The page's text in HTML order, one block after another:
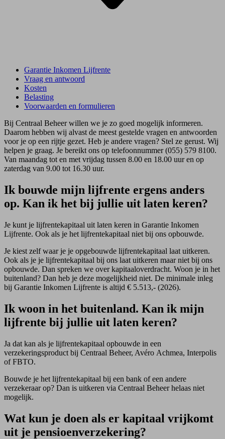
Garantie Inkomen Lijfrente
Vraag en antwoord
Kosten
Belasting
Voorwaarden en formulieren
Bij Centraal Beheer willen we je zo goed mogelijk informeren.
Daarom hebben wij alvast de meest gestelde vragen en antwoorden
voor je op een rijtje gezet. Heb je andere vragen? Stel ze gerust. Wij
helpen je graag. Je bereikt ons op telefoonnummer (055) 579 8100.
Van maandag tot en met vrijdag tussen 8.00 en 18.00 uur en op
zaterdag van 9.00 tot 16.30 uur.
Ik bouwde mijn lijfrente ergens anders
op. Kan ik het bij jullie uit laten keren?
Je kunt je lijfrentekapitaal uit laten keren in Garantie Inkomen
Lijfrente. Ook als je het lijfrentekapitaal niet bij ons opbouwde.
Je kiest zelf waar je je opgebouwde lijfrentekapitaal laat uitkeren.
Ook als je je lijfrentekapitaal bij ons laat uitkeren maar niet bij ons
opbouwde. Dan spreken we over kapitaaloverdracht. Woon je in het
buitenland? Dan heb je deze mogelijkheid niet. De minimale inleg
bij Garantie Inkomen Lijfrente is altijd € 5.513,- (2026).
Ik woon in het buitenland. Kan ik mijn
lijfrente bij jullie uit laten keren?
Ja dat kan als je lijfrentekapitaal opbouwde in een
verzekeringsproduct bij Centraal Beheer, Avéro Achmea, Interpolis
of FBTO.
Bouwde je het lijfrentekapitaal bij een bank of een andere
verzekeraar op? Dan is uitkeren via Centraal Beheer helaas niet
mogelijk.
Wat kun je doen als er kapitaal vrijkomt
uit je pensioenverzekering?